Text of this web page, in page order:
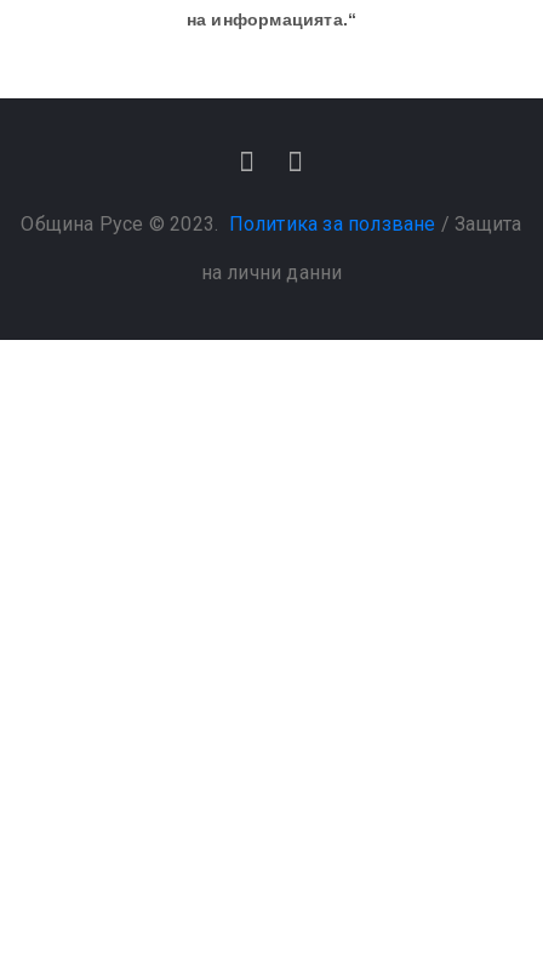
на информацията.“
Община Русе © 2023. Политика за ползване / Защита
на лични данни